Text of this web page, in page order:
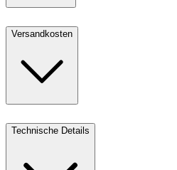
Versandkosten
Technische Details